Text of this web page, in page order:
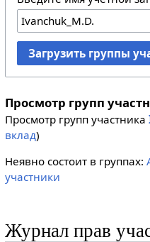
Загрузить группы
Просмотр групп
Просмотр групп участника
вклад)
Неявно состоит в группах:
участники
Журнал прав